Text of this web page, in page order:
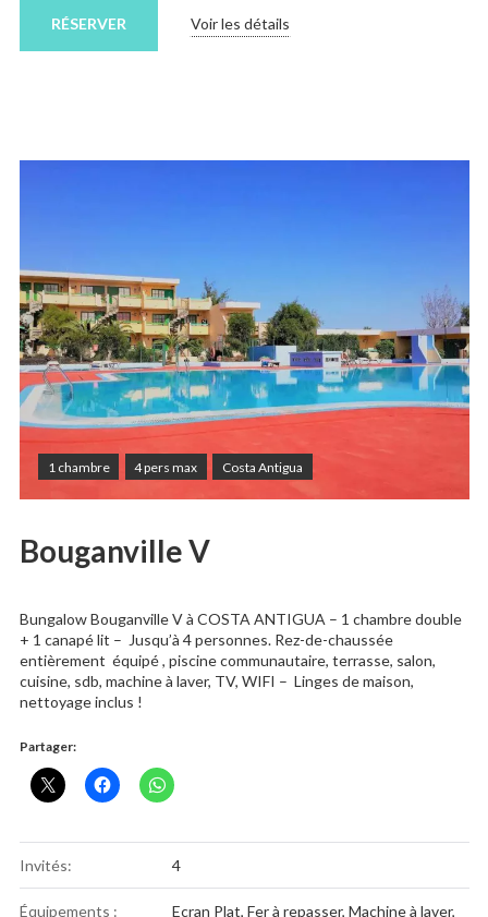
Voir les détails
RÉSERVER
1 chambre 4 pers max Costa Antigua
Bouganville V
Bungalow Bouganville V à COSTA ANTIGUA – 1 chambre double
+ 1 canapé lit – Jusqu’à 4 personnes. Rez-de-chaussée
entièrement équipé , piscine communautaire, terrasse, salon,
cuisine, sdb, machine à laver, TV, WIFI – Linges de maison,
nettoyage inclus !
Partager:
Invités: 4
Équipements : Ecran Plat, Fer à repasser, Machine à laver,